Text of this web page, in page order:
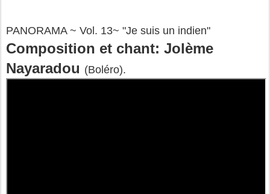
PANORAMA ~ Vol. 13~ "Je suis un indien"
Composition et chant: Jolème
Nayaradou (Boléro).